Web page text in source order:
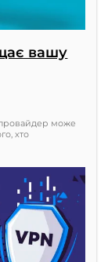
вашу
провайдер може
хто